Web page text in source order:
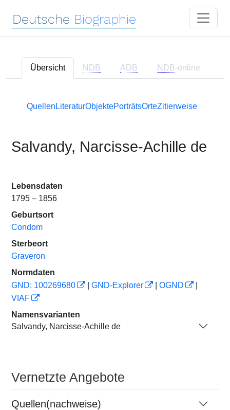
Deutsche Biographie
Übersicht NDB ADB NDB-online
Quellen LiteraturObjektePorträtsOrteZitierweise
Salvandy, Narcisse-Achille de
Lebensdaten
1795 – 1856
Geburtsort
Condom
Sterbeort
Graveron
Normdaten
GND: 100269680
GND-Explorer OGND
VIAF
Namensvarianten
Salvandy, Narcisse-Achille de
Vernetzte Angebote
Quellen(nachweise)